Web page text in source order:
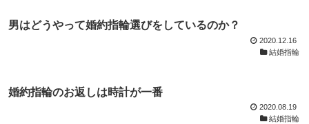
男はどうやって婚約指輪選びをしているのか？
2020.12.16
結婚指輪
婚約指輪のお返しは時計が一番
2020.08.19
結婚指輪